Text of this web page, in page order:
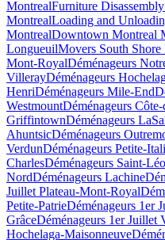
MontrealFurniture
MontrealLoading and
MontrealDowntown Montreal
LongueuilMovers South Shore
Mont-RoyalDéménageurs
VillerayDéménageurs
HenriDéménageurs Mile-End
WestmountDéménageurs
GriffintownDéménageurs
AhuntsicDéménageurs
VerdunDéménageurs Petite-
CharlesDéménageurs Saint-
NordDéménageurs Lachine
Juillet Plateau-Mont-Royal
Petite-PatrieDéménageurs 1er
GrâceDéménageurs 1er Juillet
Hochelaga-Maisonneuve